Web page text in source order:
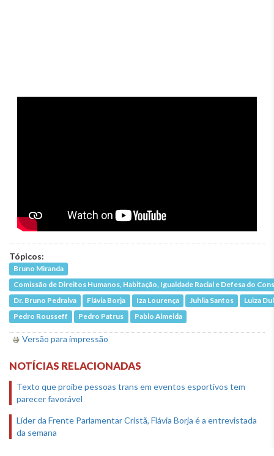
Tópicos:
Bruno Miranda
Comissão de Direitos Humanos, Habitação, Igualdade Racial e Defesa do
Dr. Bruno Pedralva
Flávia Borja Iza Lourença Juhlia Santos
Luiza
Pedro Rousseff
Pedro Patrus Pablo Almeida
Versão para impressão
NOTÍCIAS RELACIONADAS
Texto que proíbe pessoas trans em eventos esportivos tem
parecer favorável
Líder da Frente Parlamentar Cristã, Flávia Borja é a entrevistada
da semana